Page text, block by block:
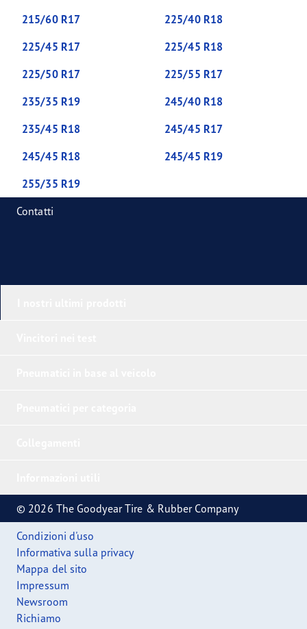
215/60 R17
225/40 R18
225/45 R17
225/45 R18
225/50 R17
225/55 R17
235/35 R19
245/40 R18
235/45 R18
245/45 R17
245/45 R18
245/45 R19
255/35 R19
Contatti
© 2026 The Goodyear Tire & Rubber Company
Condizioni d'uso
Informativa sulla privacy
Mappa del sito
Impressum
Newsroom
Richiamo